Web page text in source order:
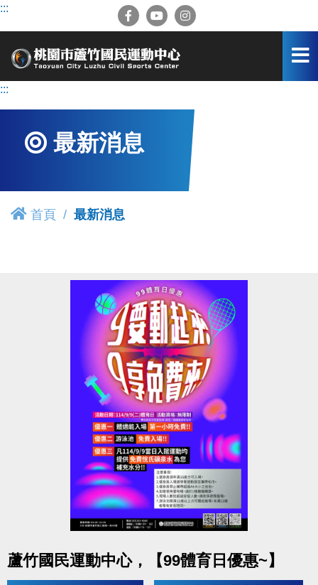
跳
容
:::
:::
最新消息
首頁 最新消息
蘆竹國民運動中心，【99體育日優惠~】